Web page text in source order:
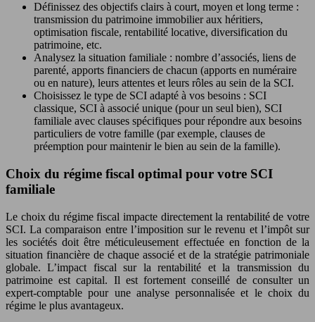
Définissez des objectifs clairs à court, moyen et long terme :
transmission du patrimoine immobilier aux héritiers,
optimisation fiscale, rentabilité locative, diversification du
patrimoine, etc.
Analysez la situation familiale : nombre d’associés, liens de
parenté, apports financiers de chacun (apports en numéraire
ou en nature), leurs attentes et leurs rôles au sein de la SCI.
Choisissez le type de SCI adapté à vos besoins : SCI
classique, SCI à associé unique (pour un seul bien), SCI
familiale avec clauses spécifiques pour répondre aux besoins
particuliers de votre famille (par exemple, clauses de
préemption pour maintenir le bien au sein de la famille).
Choix du régime fiscal optimal pour votre SCI
familiale
Le choix du régime fiscal impacte directement la rentabilité de votre
SCI. La comparaison entre l’imposition sur le revenu et l’impôt sur
les sociétés doit être méticuleusement effectuée en fonction de la
situation financière de chaque associé et de la stratégie patrimoniale
globale. L’impact fiscal sur la rentabilité et la transmission du
patrimoine est capital. Il est fortement conseillé de consulter un
expert-comptable pour une analyse personnalisée et le choix du
régime le plus avantageux.